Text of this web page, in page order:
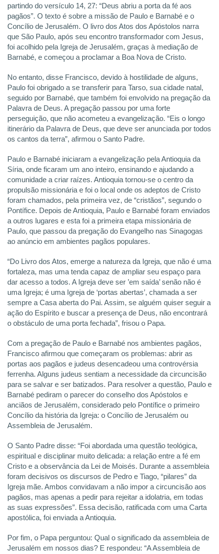
partindo do versículo 14, 27: “Deus abriu a porta da fé aos
pagãos”. O texto é sobre a missão de Paulo e Barnabé e o
Concílio de Jerusalém. O livro dos Atos dos Apóstolos narra
que São Paulo, após seu encontro transformador com Jesus,
foi acolhido pela Igreja de Jerusalém, graças à mediação de
Barnabé, e começou a proclamar a Boa Nova de Cristo.
No entanto, disse Francisco, devido à hostilidade de alguns,
Paulo foi obrigado a se transferir para Tarso, sua cidade natal,
seguido por Barnabé, que também foi envolvido na pregação da
Palavra de Deus. A pregação passou por uma forte
perseguição, que não acometeu a evangelização. “Eis o longo
itinerário da Palavra de Deus, que deve ser anunciada por todos
os cantos da terra”, afirmou o Santo Padre.
Paulo e Barnabé iniciaram a evangelização pela Antioquia da
Síria, onde ficaram um ano inteiro, ensinando e ajudando a
comunidade a criar raízes. Antioquia tornou-se o centro da
propulsão missionária e foi o local onde os adeptos de Cristo
foram chamados, pela primeira vez, de “cristãos”, segundo o
Pontífice. Depois de Antioquia, Paulo e Barnabé foram enviados
a outros lugares e esta foi a primeira etapa missionária de
Paulo, que passou da pregação do Evangelho nas Sinagogas
ao anúncio em ambientes pagãos populares.
“Do Livro dos Atos, emerge a natureza da Igreja, que não é uma
fortaleza, mas uma tenda capaz de ampliar seu espaço para
dar acesso a todos. A Igreja deve ser ’em saída’ senão não é
uma Igreja; é uma Igreja de ‘portas abertas’, chamada a ser
sempre a Casa aberta do Pai. Assim, se alguém quiser seguir a
ação do Espírito e buscar a presença de Deus, não encontrará
o obstáculo de uma porta fechada”, frisou o Papa.
Com a pregação de Paulo e Barnabé nos ambientes pagãos,
Francisco afirmou que começaram os problemas: abrir as
portas aos pagãos e judeus desencadeou uma controvérsia
ferrenha. Alguns judeus sentiam a necessidade da circuncisão
para se salvar e ser batizados. Para resolver a questão, Paulo e
Barnabé pediram o parecer do conselho dos Apóstolos e
anciãos de Jerusalém, considerado pelo Pontífice o primeiro
Concílio da história da Igreja: o Concílio de Jerusalém ou
Assembleia de Jerusalém.
O Santo Padre disse: “Foi abordada uma questão teológica,
espiritual e disciplinar muito delicada: a relação entre a fé em
Cristo e a observância da Lei de Moisés. Durante a assembleia
foram decisivos os discursos de Pedro e Tiago, “pilares” da
Igreja mãe. Ambos convidavam a não impor a circuncisão aos
pagãos, mas apenas a pedir para rejeitar a idolatria, em todas
as suas expressões”. Essa decisão, ratificada com uma Carta
apostólica, foi enviada a Antioquia.
Por fim, o Papa perguntou: Qual o significado da assembleia de
Jerusalém em nossos dias? E respondeu: “A Assembleia de